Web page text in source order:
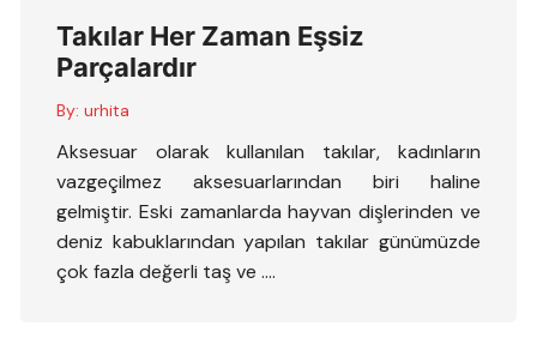
Takılar Her Zaman Eşsiz
Parçalardır
By: urhita
Aksesuar olarak kullanılan takılar, kadınların
vazgeçilmez aksesuarlarından biri haline
gelmiştir. Eski zamanlarda hayvan dişlerinden ve
deniz kabuklarından yapılan takılar günümüzde
çok fazla değerli taş ve ….